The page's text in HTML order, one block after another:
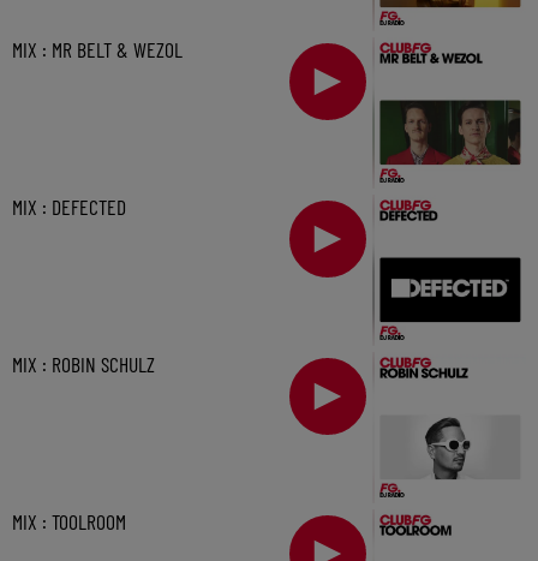
MIX : MR BELT & WEZOL
MIX : DEFECTED
MIX : ROBIN SCHULZ
MIX : TOOLROOM